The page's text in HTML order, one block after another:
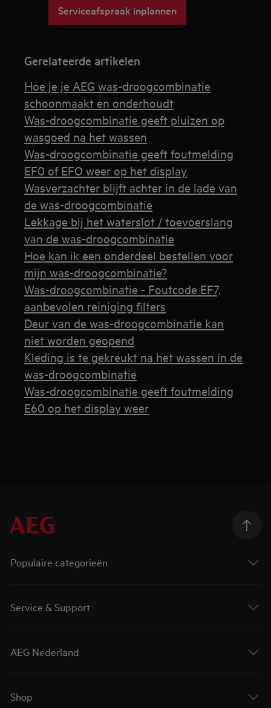
Serviceafspraak inplannen
Gerelateerde artikelen
Hoe je je AEG was-droogcombinatie
schoonmaakt en onderhoudt
Was-droogcombinatie geeft pluizen op
wasgoed na het wassen
Was-droogcombinatie geeft foutmelding
EF0 of EFO weer op het display
Wasverzachter blijft achter in de lade van
de was-droogcombinatie
Lekkage bij het waterslot / toevoerslang
van de was-droogcombinatie
Hoe kan ik een onderdeel bestellen voor
mijn was-droogcombinatie?
Was-droogcombinatie - Foutcode EF7,
aanbevolen reiniging filters
Deur van de was-droogcombinatie kan
niet worden geopend
Kleding is te gekreukt na het wassen in de
was-droogcombinatie
Was-droogcombinatie geeft foutmelding
E60 op het display weer
Populaire categorieën
Service & Support
AEG Nederland
Shop